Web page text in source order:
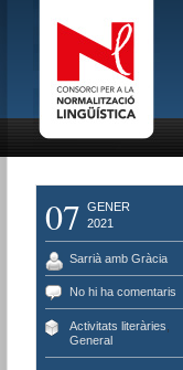
07 GENER
2021
Sarrià amb Gràcia
No hi ha comentaris
Activitats literàries
General